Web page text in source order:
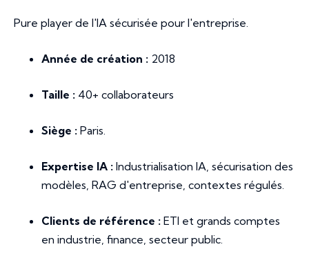
Pure player de l'IA sécurisée pour l'entreprise.
Année de création : 2018
Taille : 40+ collaborateurs
Siège : Paris.
Expertise IA : Industrialisation IA, sécurisation des
modèles, RAG d'entreprise, contextes régulés.
Clients de référence : ETI et grands comptes
en industrie, finance, secteur public.